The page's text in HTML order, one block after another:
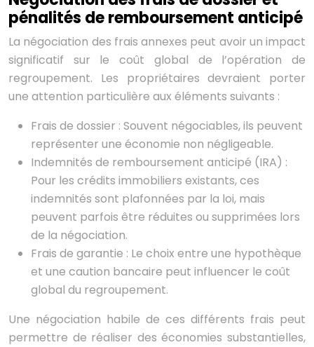
pénalités de remboursement anticipé
La négociation des frais annexes peut avoir un impact
significatif sur le coût global de l’opération de
regroupement. Les propriétaires devraient porter
une attention particulière aux éléments suivants :
Frais de dossier : Souvent négociables, ils peuvent
représenter une économie non négligeable.
Indemnités de remboursement anticipé (IRA) :
Pour les crédits immobiliers existants, ces
indemnités sont plafonnées par la loi, mais
peuvent parfois être réduites ou supprimées lors
de la négociation.
Frais de garantie : Le choix entre une hypothèque
et une caution bancaire peut influencer le coût
global du regroupement.
Une négociation habile de ces différents frais peut
permettre de réaliser des économies substantielles,